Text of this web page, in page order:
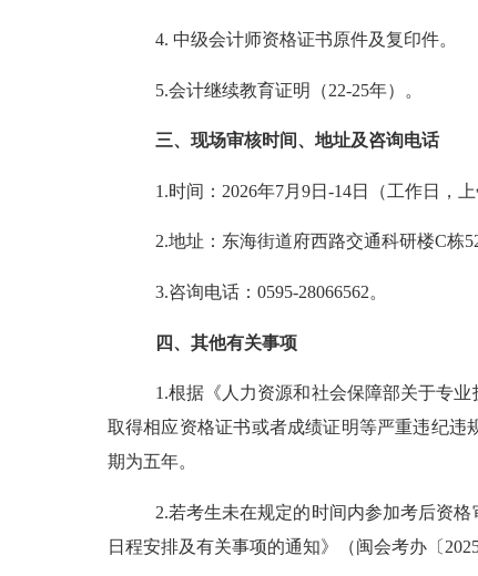
4. 中级会计师资格证书原件及复印件。
5.会计继续教育证明（22-25年）。
三、现场审核时间、地址及咨询电话
1.时间： 2026年7月 9日 -14日（工作日，
2.地址：东海街道府西路交通科研楼C栋
3.咨询电话： 0595-28066562。
四、其他有关事项
1.根据《人力资源和社会保障部关于专
取得相应资格证书或者成绩证明等严重违纪
期为五年。
2.若考生未在规定的时间内参加考后资
日程安排及有关事项的通知》
（闽会考办〔